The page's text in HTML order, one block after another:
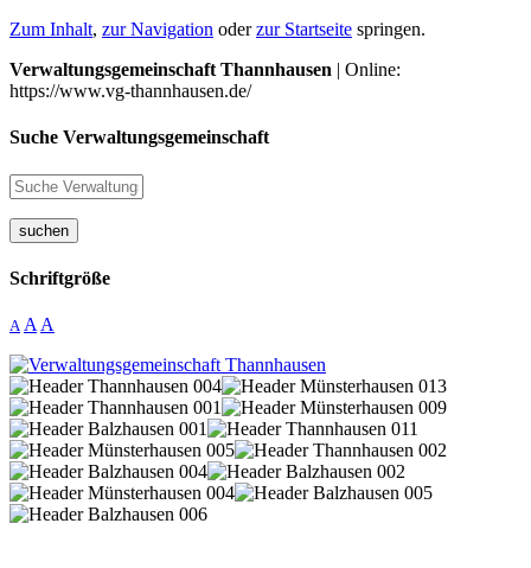
Zum Inhalt, zur Navigation oderzur Startseite springen.
Verwaltungsgemeinschaft Thannhausen | Online:
https://www.vg-thannhausen.de/
Suche Verwaltungsgemeinschaft
suchen
Schriftgröße
A A A